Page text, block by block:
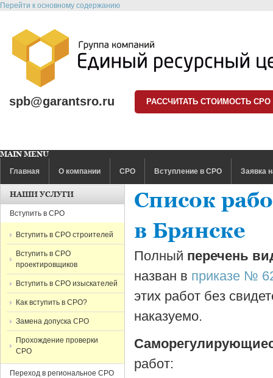
Перейти к основному содержанию
spb@garantsro.ru РАССЧИТАТЬ СТОИМОСТЬ СРО
MAIN MENU
Главная
О компании СРО Вступление в СРО Заявка
Список
в Брянске
Полный перечень
назван в приказе №
этих работ без
наказуемо.
работ:
НАШИ УСЛУГИ
Вступить в СРО
Вступить в СРО строителей
Вступить в СРО
проектировщиков
Вступить в СРО изыскателей
Как вступить в СРО?
Замена допуска СРО
Прохождение проверки
СРО
Переход в региональное СРО